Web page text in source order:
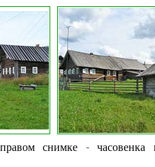
снимке -